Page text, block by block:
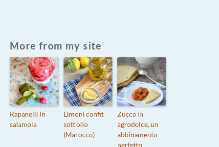
More from my site
Rapanelli in
salamoia
Limoni confit
sott’olio
(Marocco)
Zucca in
agrodolce, un
abbinamento
perfetto